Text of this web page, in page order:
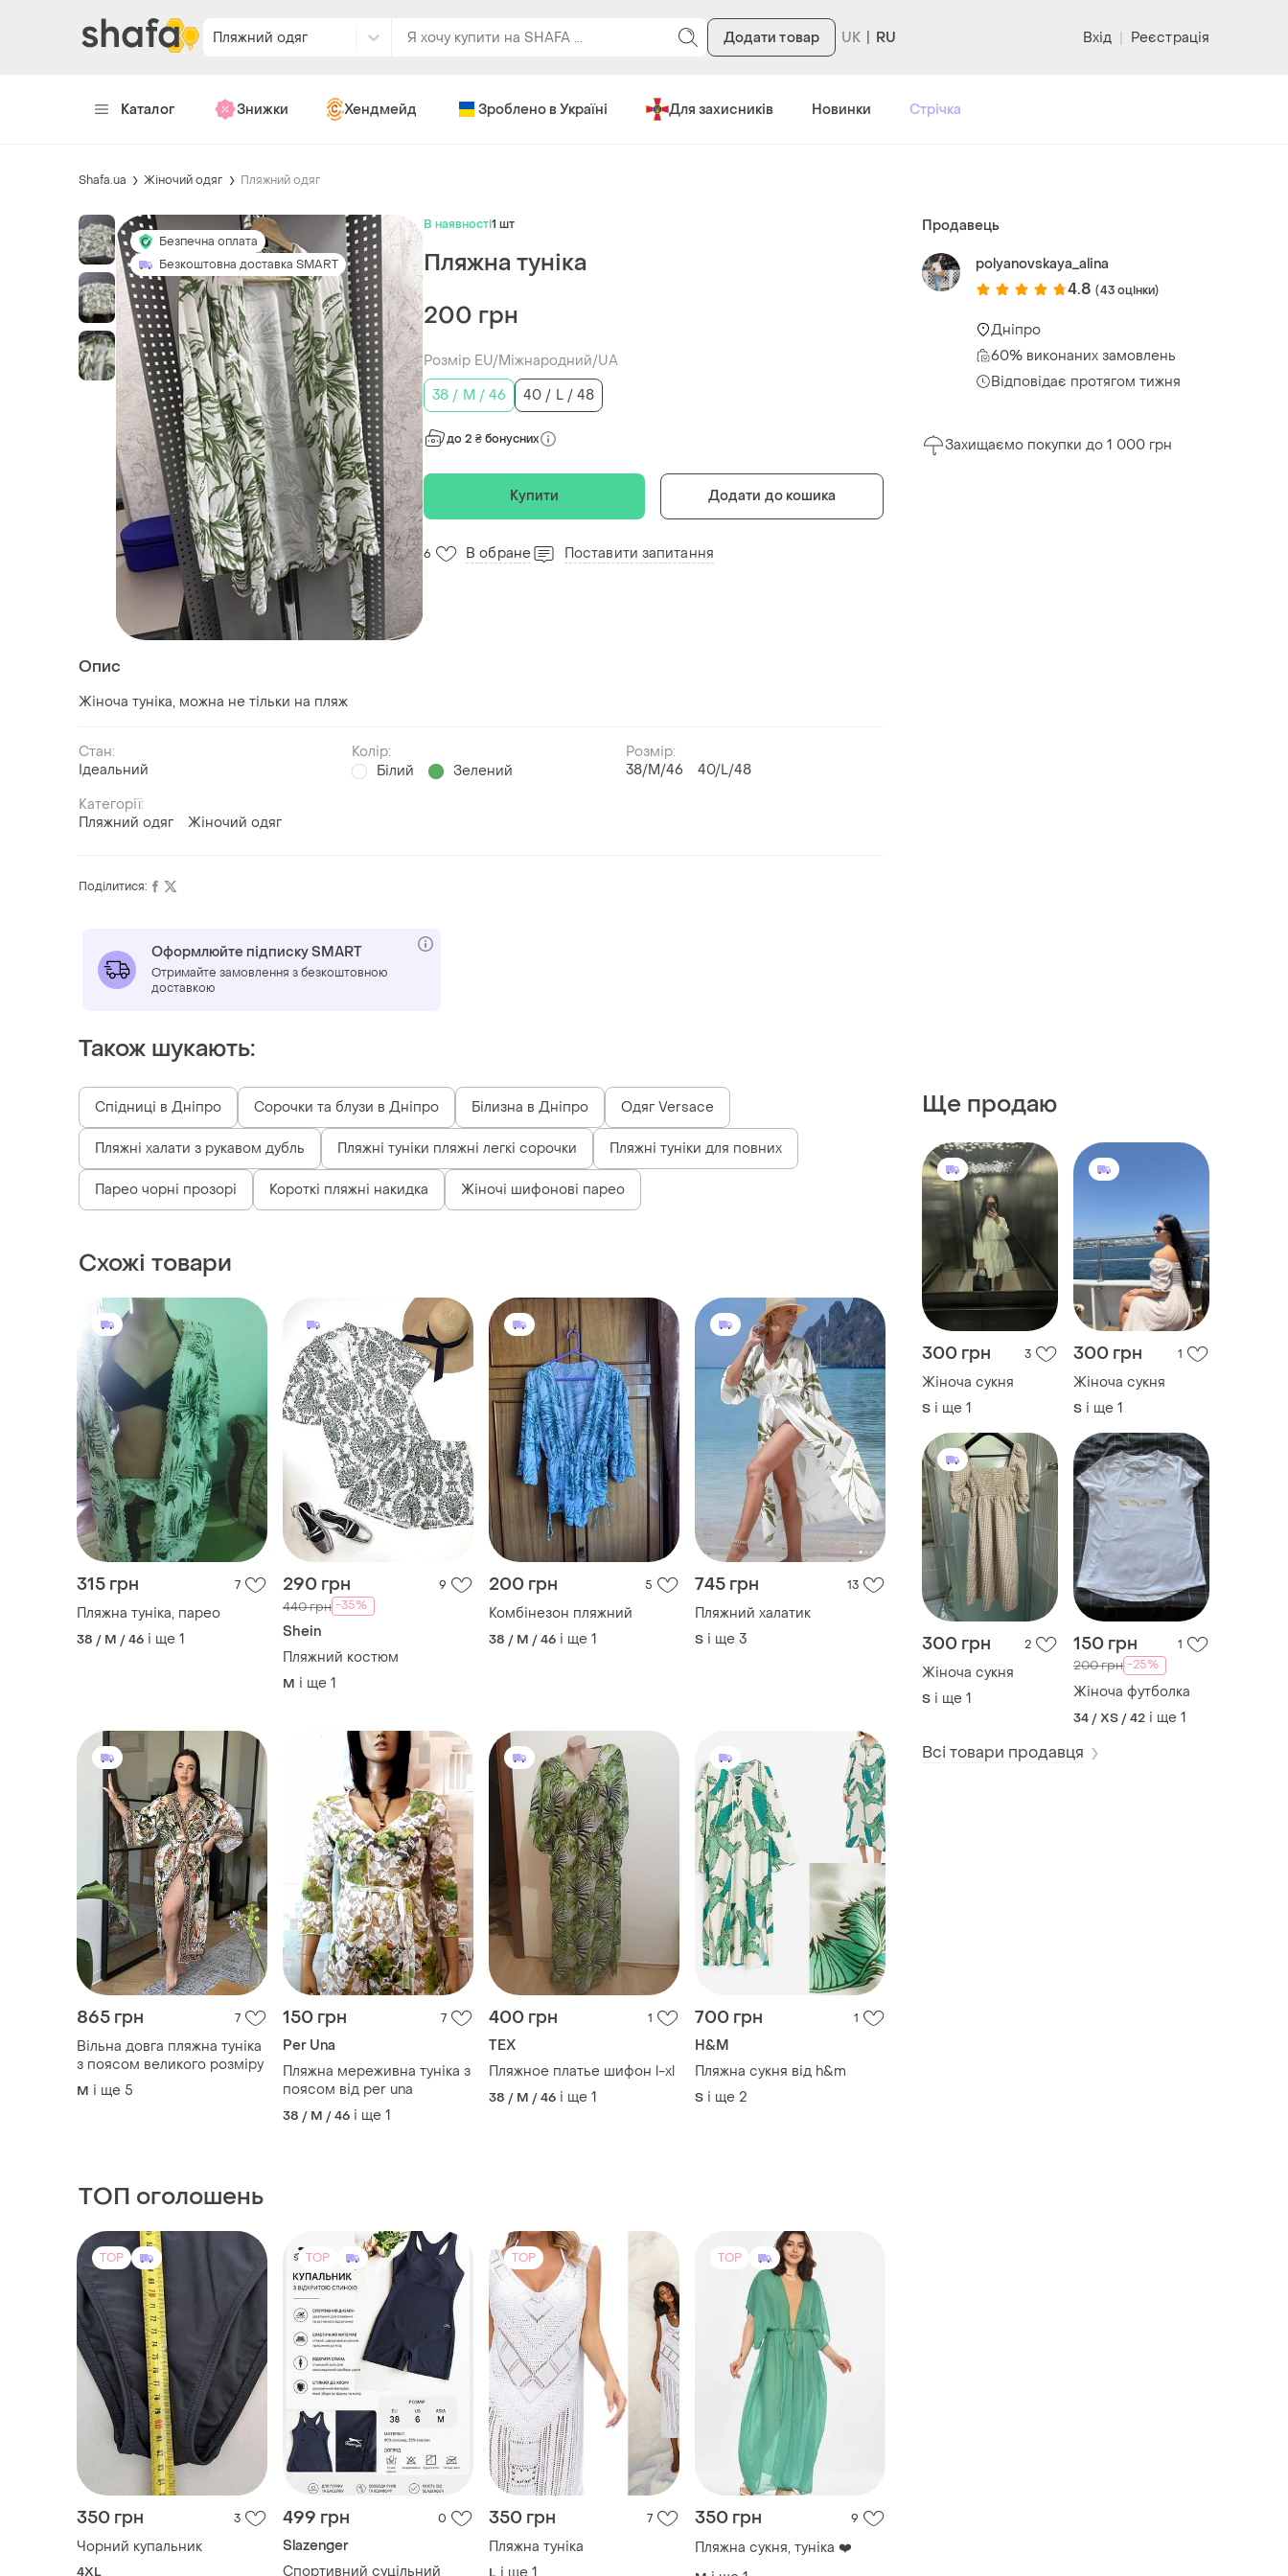
Пляжний одяг Додати товар RU Вхід | Реєстрація
Каталог Знижки Хендмейд Зроблено в Україні Для захисників Новинки Стрічка
Shafa.ua Жіночий одяг Пляжний одяг
Безпечна оплата
Безкоштовна доставка SMART
В наявності1 шт
Пляжна туніка
200 грн
Розмір EU/Міжнародний/UA
38 / M / 46
40 / L / 48
до 2 ₴ бонусних
Купити Додати до кошика
6 В обране Поставити запитання
Опис
Жіноча туніка, можна не тільки на пляж
Стан:
Ідеальний
Колір:
Білий
Зелений
Розмір:
38/M/46
40/L/48
Категорії:
Пляжний одяг
Жіночий одяг
Продавець
polyanovskaya_alina
4.8 (43 оцінки)
Дніпро
60% виконаних замовлень
Відповідає протягом тижня
Захищаємо покупки до 1 000 грн
Ще продаю
300 грн 3
Жіноча сукня
S і ще 1
300 грн 1
Жіноча сукня
S і ще 1
300 грн 2
Жіноча сукня
S і ще 1
150 грн 1
200 грн -25%
Жіноча футболка
34 / XS / 42 і ще 1
Всі товари продавця
Поділитися:
Оформлюйте підписку SMART
Отримайте замовлення з безкоштовною
доставкою
Також шукають:
Спідниці в Дніпро Сорочки та блузи в Дніпро Білизна в Дніпро Одяг Versace
Пляжні халати з рукавом дубль Пляжні туніки пляжні легкі сорочки Пляжні туніки для повних
Парео чорні прозорі Короткі пляжні накидка Жіночі шифонові парео
Схожі товари
315 грн 7
Пляжна туніка, парео
38 / M / 46 і ще 1
290 грн 9
440 грн -35%
Shein
Пляжний костюм
M і ще 1
200 грн 5
Комбінезон пляжний
38 / M / 46 і ще 1
745 грн 13
Пляжний халатик
S і ще 3
865 грн 7
Вільна довга пляжна туніка
з поясом великого розміру
M і ще 5
150 грн 7
Per Una
Пляжна мереживна туніка з
поясом від per una
38 / M / 46 і ще 1
400 грн 1
TEX
Пляжное платье шифон l-xl
38 / M / 46 і ще 1
700 грн 1
H&M
Пляжна сукня від h&m
S і ще 2
ТОП оголошень
TOP
350 грн 3
Чорний купальник
4XL
TOP
499 грн 0
Slazenger
Спортивний суцільний
TOP
350 грн 7
Пляжна туніка
TOP
350 грн 9
Пляжна сукня, туніка ❤️